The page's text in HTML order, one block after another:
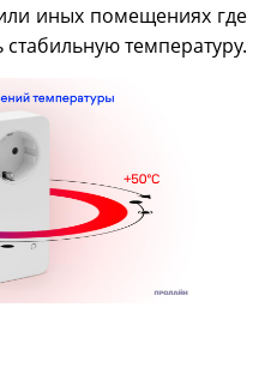
иных помещениях где
температуру.